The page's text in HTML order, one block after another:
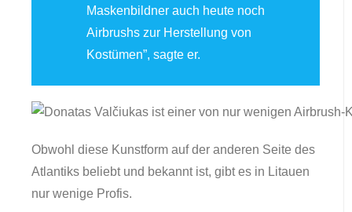
Maskenbildner auch heute noch
Airbrushs zur Herstellung von
Kostümen”, sagte er.
Obwohl diese Kunstform auf der anderen Seite des
Atlantiks beliebt und bekannt ist, gibt es in Litauen
nur wenige Profis.